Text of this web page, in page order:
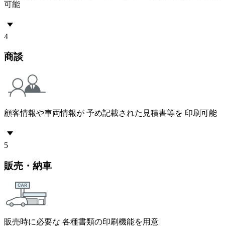
可能
4
商談
顧客情報や車両情報が 予め記載された見積書等を 印刷可能
5
販売・納車
販売時に必要な 各種書類の印刷機能を用意